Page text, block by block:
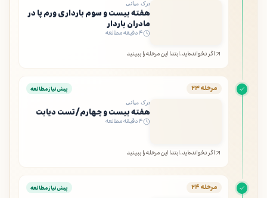
درک میانی
هفته بیست و سوم بارداری ورم پا در
مادران باردار
۴ دقیقه مطالعه
اگر نخوانده‌اید، ابتدا این مرحله را ببینید
مرحله ۲۳ پیش‌نیاز مطالعه
درک میانی
هفته بیست و چهارم/تست دیابت
۴ دقیقه مطالعه
اگر نخوانده‌اید، ابتدا این مرحله را ببینید
مرحله ۲۴ پیش‌نیاز مطالعه